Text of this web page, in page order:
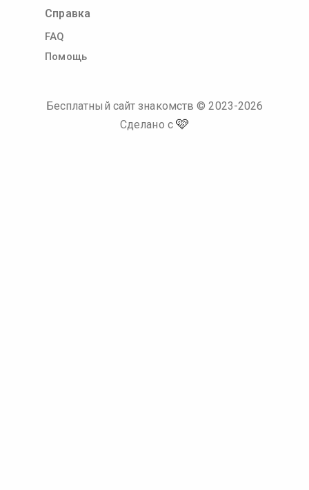
Справка
FAQ
Помощь
Бесплатный сайт знакомств © 2023-2026
Сделано с 🩷